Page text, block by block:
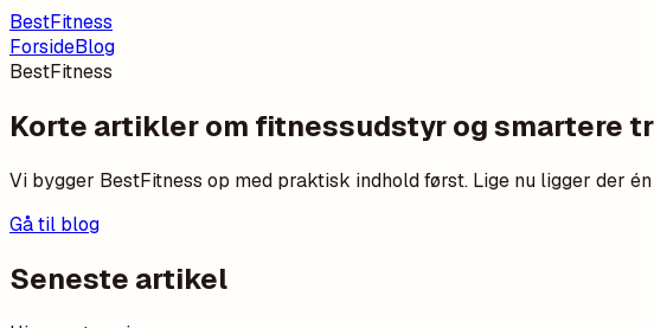
BestFitness
ForsideBlog
BestFitness
Korte artikler om fitnessudstyr og smartere
Vi bygger BestFitness op med praktisk indhold først. Lige nu ligger der
Gå til blog
Seneste artikel